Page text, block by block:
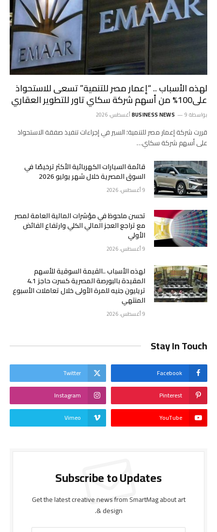
لهذه الأسباب .. “إعمار مصر للتنمية” تسعى للاستحواذ
على100% من أسهم شركة سكاي تاور للتطوير العقاري
بواسطة BUSINESS NEWS 9 أغسطس، 2026
قررت شركة إعمار مصر للتنمية؛ السير في إجراءات تنفيذ صفقة الاستحواذ
على أسهم شركة سكاي…
قائمة السيارات الكهربائية الأكثر ترخيصًا في
السوق المصرية خلال شهر يوليو 2026
9 أغسطس، 2026
تحسن ملحوظ في مؤشرات المالية العامة لمصر
مع تراجع العجز المالي الكلي وارتفاع الفائض
الأولي
9 أغسطس، 2026
لهذه الأسباب ..القيمة السوقية للأسهم
المقيدة بالبورصة المصرية كسرت حاجز 4.1
تريليون جنيه للمرة الأولى خلال تعاملات الأسبوع
المنتهي
9 أغسطس، 2026
Stay In Touch
Facebook
Twitter
Pinterest
Instagram
YouTube
Vimeo
Subscribe to Updates
Get the latest creative news from SmartMag about art
& design.